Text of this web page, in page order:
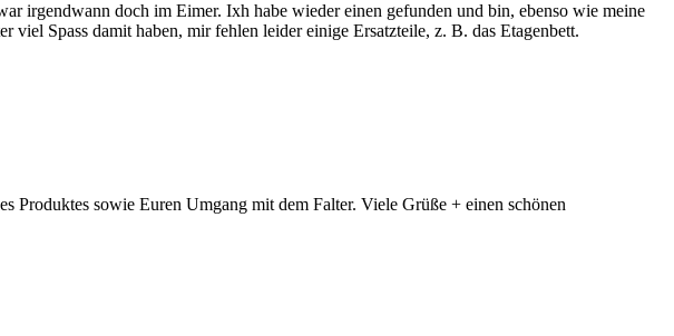
irgendwann doch im Eimer. Ixh habe wieder einen gefunden und bin, ebenso wie meine
Spass damit haben, mir fehlen leider einige Ersatzteile, z. B. das Etagenbett.
Produktes sowie Euren Umgang mit dem Falter. Viele Grüße + einen schönen